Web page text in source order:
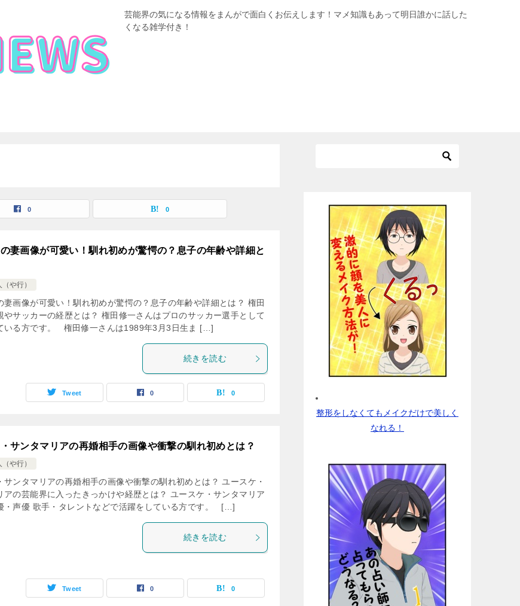
芸能界の気になる情報をまんがで面白くお伝えします！マメ知識もあって明日誰かに話した
くなる雑学付き！
0 0
妻画像が可愛い！馴れ初めが驚愕の？息子の年齢や詳細と
や行）
妻画像が可愛い！馴れ初めが驚愕の？息子の年齢や詳細とは？ 権田
やサッカーの経歴とは？ 権田修一さんはプロのサッカー選手として
いる方です。 権田修一さんは1989年3月3日生ま […]
続きを読む
Tweet 0 0
サンタマリアの再婚相手の画像や衝撃の馴れ初めとは？
や行）
サンタマリアの再婚相手の画像や衝撃の馴れ初めとは？ ユースケ・
アの芸能界に入ったきっかけや経歴とは？ ユースケ・サンタマリア
・声優 歌手・タレントなどで活躍をしている方です。 […]
続きを読む
Tweet 0 0
整形をしなくてもメイクだけで美しく
なれる！